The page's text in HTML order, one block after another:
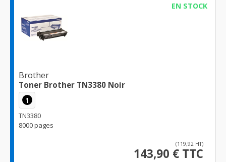
EN STOCK
Brother
Toner Brother TN3380 Noir
1
TN3380
8000 pages
(119,92 HT)
143,90 € TTC